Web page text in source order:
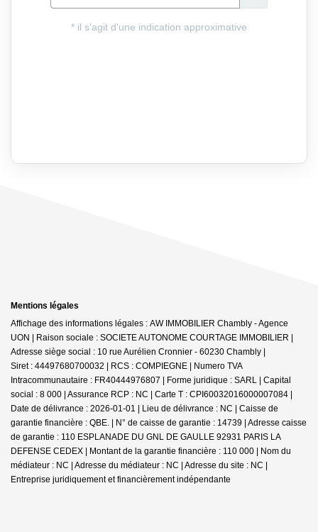
Mentions légales
Affichage des informations légales : AW IMMOBILIER Chambly - Agence
UON | Raison sociale : SOCIETE AUTONOME COURTAGE IMMOBILIER |
Adresse siège social : 10 rue Aurélien Cronnier - 60230 Chambly |
Siret : 44497680700032 | RCS : COMPIEGNE | Numero TVA
Intracommunautaire : FR40444976807 | Forme juridique : SARL | Capital
social : 8 000 | Assurance RCP : NC | Carte T : CPI60032016000007084 |
Date de délivrance : 2026-01-01 | Lieu de délivrance : NC | Caisse de
garantie financière : QBE. | N° de caisse de garantie : 14739 | Adresse caisse
de garantie : 110 ESPLANADE DU GNL DE GAULLE 92931 PARIS LA
DEFENSE CEDEX | Montant de la garantie financière : 110 000 | Nom du
médiateur : NC | Adresse du médiateur : NC | Adresse du site : NC |
Entreprise juridiquement et financièrement indépendante